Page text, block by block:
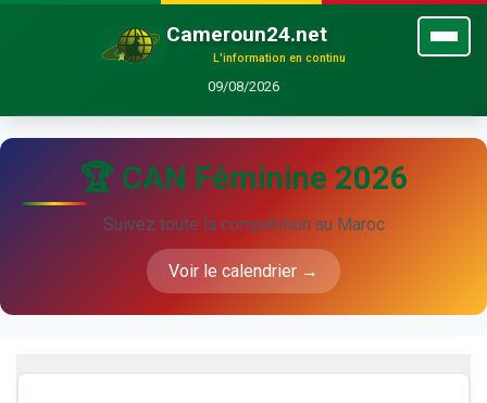
Cameroun24.net
L'information en continu
09/08/2026
🏆 CAN Féminine 2026
Suivez toute la compétition au Maroc
Voir le calendrier →